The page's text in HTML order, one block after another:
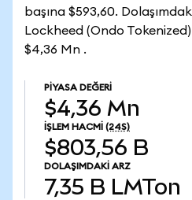
başına $593,60.
Lockheed (Ondo
$4,36 Mn .
PIYASA DEĞERI
$4,36 Mn
İŞLEM HACMI (24S)
$803,56 B
DOLAŞIMDAKI ARZ
7,35 B LMTon